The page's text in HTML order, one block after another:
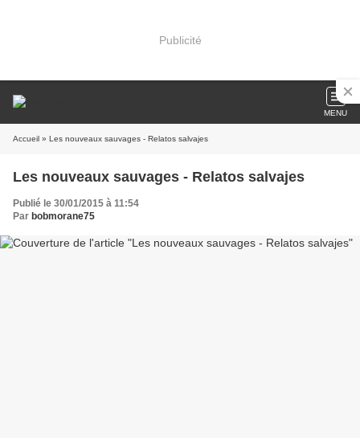
Publicité
MENU
Accueil » Les nouveaux sauvages - Relatos salvajes
Les nouveaux sauvages - Relatos salvajes
Publié le 30/01/2015 à 11:54
Par bobmorane75